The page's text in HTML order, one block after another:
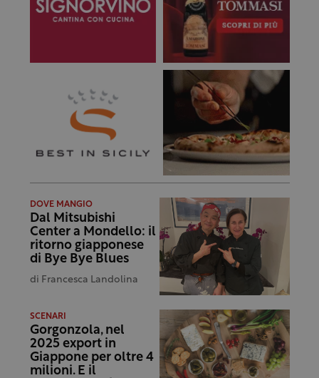
DOVE MANGIO
Dal Mitsubishi
Center a Mondello: il
ritorno giapponese
di Bye Bye Blues
di Francesca Landolina
SCENARI
Gorgonzola, nel
2025 export in
Giappone per oltre 4
milioni. E il